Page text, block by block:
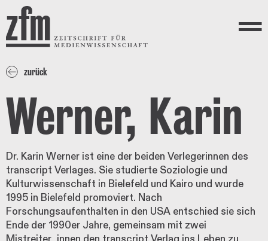
Direkt zum Inhalt
ZEITSCHRIFT FÜR
MEDIENWISSENSCHAFT
Menü
zurück
Werner, Karin
Dr. Karin Werner ist eine der beiden Verlegerinnen des
transcript Verlages. Sie studierte Soziologie und
Kulturwissenschaft in Bielefeld und Kairo und wurde
1995 in Bielefeld promoviert. Nach
Forschungsaufenthalten in den USA entschied sie sich
Ende der 1990er Jahre, gemeinsam mit zwei